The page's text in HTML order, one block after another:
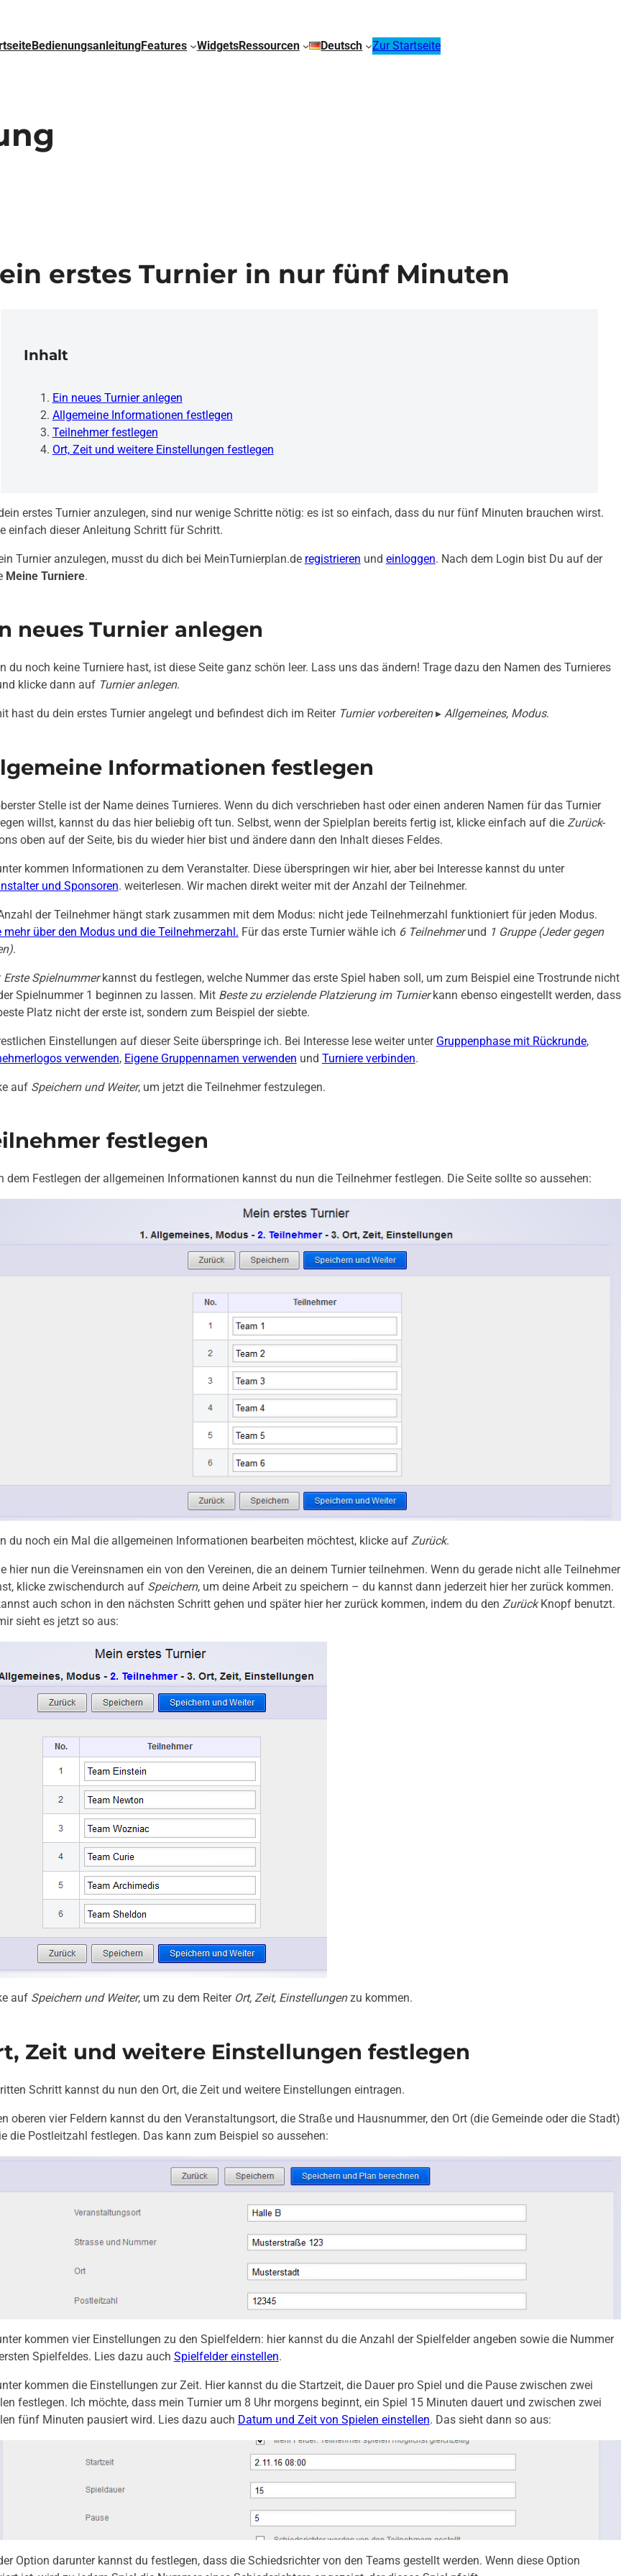
BedienungsanleitungFeatures WidgetsRessourcen Deutsch Zur Startseite
erstes Turnier in nur fünf Minuten
Inhalt
Ein neues Turnier anlegen
Allgemeine Informationen festlegen
Teilnehmer festlegen
Ort, Zeit und weitere Einstellungen festlegen
erstes Turnier anzulegen, sind nur wenige Schritte nötig: es ist so einfach, dass du nur fünf Minuten brauchen wirst.
einfach dieser Anleitung Schritt für Schritt.
Turnier anzulegen, musst du dich bei MeinTurnierplan.de registrieren und einloggen. Nach dem Login bist Du auf der
Meine Turniere.
neues Turnier anlegen
du noch keine Turniere hast, ist diese Seite ganz schön leer. Lass uns das ändern! Trage dazu den Namen des Turnieres
klicke dann auf Turnier anlegen.
hast du dein erstes Turnier angelegt und befindest dich im Reiter Turnier vorbereiten▸ Allgemeines, Modus.
Informationen festlegen
Stelle ist der Name deines Turnieres. Wenn du dich verschrieben hast oder einen anderen Namen für das Turnier
willst, kannst du das hier beliebig oft tun. Selbst, wenn der Spielplan bereits fertig ist, klicke einfach auf die Zurück-
oben auf der Seite, bis du wieder hier bist und ändere dann den Inhalt dieses Feldes.
kommen Informationen zu dem Veranstalter. Diese überspringen wir hier, aber bei Interesse kannst du unter
und Sponsoren. weiterlesen. Wir machen direkt weiter mit der Anzahl der Teilnehmer.
der Teilnehmer hängt stark zusammen mit dem Modus: nicht jede Teilnehmerzahl funktioniert für jeden Modus.
mehr über den Modus und die Teilnehmerzahl. Für das erste Turnier wähle ich 6 Teilnehmerund 1 Gruppe (Jeder gegen
.
Erste Spielnummerkannst du festlegen, welche Nummer das erste Spiel haben soll, um zum Beispiel eine Trostrunde nicht
Spielnummer 1 beginnen zu lassen. Mit Beste zu erzielende Platzierung im Turnierkann ebenso eingestellt werden, dass
Platz nicht der erste ist, sondern zum Beispiel der siebte.
Einstellungen auf dieser Seite überspringe ich. Bei Interesse lese weiter unter Gruppenphase mit Rückrunde,
verwenden, Eigene Gruppennamen verwenden und Turniere verbinden.
auf Speichern und Weiter, um jetzt die Teilnehmer festzulegen.
festlegen
dem Festlegen der allgemeinen Informationen kannst du nun die Teilnehmer festlegen. Die Seite sollte so aussehen:
du noch ein Mal die allgemeinen Informationen bearbeiten möchtest, klicke auf Zurück.
hier nun die Vereinsnamen ein von den Vereinen, die an deinem Turnier teilnehmen. Wenn du gerade nicht alle Teilnehmer
klicke zwischendurch auf Speichern, um deine Arbeit zu speichern – du kannst dann jederzeit hier her zurück kommen.
auch schon in den nächsten Schritt gehen und später hier her zurück kommen, indem du den ZurückKnopf benutzt.
sieht es jetzt so aus:
auf Speichern und Weiter, um zu dem Reiter Ort, Zeit, Einstellungenzu kommen.
Zeit und weitere Einstellungen festlegen
Schritt kannst du nun den Ort, die Zeit und weitere Einstellungen eintragen.
oberen vier Feldern kannst du den Veranstaltungsort, die Straße und Hausnummer, den Ort (die Gemeinde oder die Stadt)
die Postleitzahl festlegen. Das kann zum Beispiel so aussehen:
kommen vier Einstellungen zu den Spielfeldern: hier kannst du die Anzahl der Spielfelder angeben sowie die Nummer
Spielfeldes. Lies dazu auch Spielfelder einstellen.
kommen die Einstellungen zur Zeit. Hier kannst du die Startzeit, die Dauer pro Spiel und die Pause zwischen zwei
festlegen. Ich möchte, dass mein Turnier um 8 Uhr morgens beginnt, ein Spiel 15 Minuten dauert und zwischen zwei
fünf Minuten pausiert wird. Lies dazu auch Datum und Zeit von Spielen einstellen. Das sieht dann so aus:
Option darunter kannst du festlegen, dass die Schiedsrichter von den Teams gestellt werden. Wenn diese Option